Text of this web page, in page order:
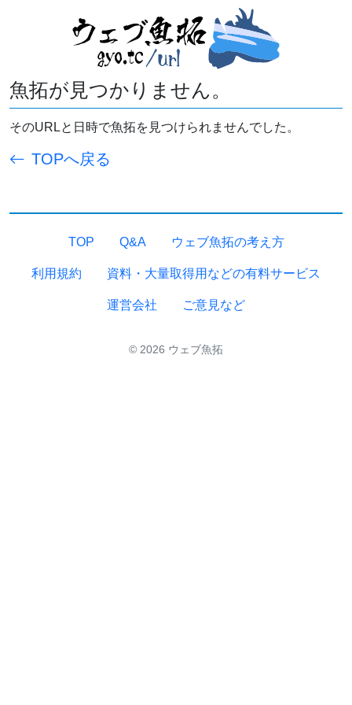
魚拓が見つかりません。
そのURLと日時で魚拓を見つけられませんでした。
TOPへ戻る
TOP Q&A ウェブ魚拓の考え方
利用規約 資料・大量取得用などの有料サービス
運営会社 ご意見など
© 2026 ウェブ魚拓